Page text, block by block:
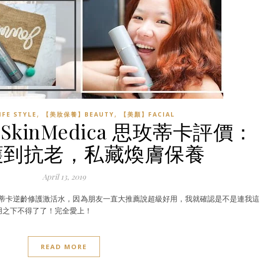
STYLE , 【美妝保養】BEAUTY, 【美顏】FACIAL
思玫蒂卡評價：
抗老，私藏煥膚保養
April 13, 2019
卡逆齡修護激活水，因為朋友一直大推薦說超級好用，我就確認是不是連我這
下不得了了！完全愛上！
READ MORE